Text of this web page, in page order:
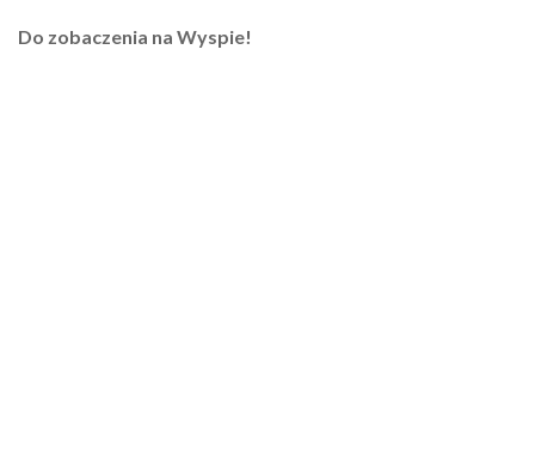
Do zobaczenia na Wyspie!